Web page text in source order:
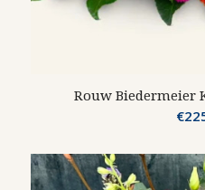
Rouw Biedermeier
€